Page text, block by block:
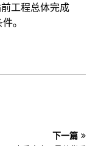
工程总体完成
。
下一篇